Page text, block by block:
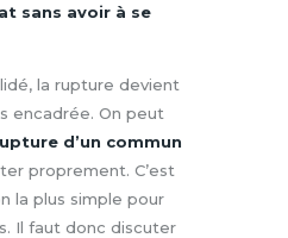
sans avoir à se
la rupture devient
encadrée. On peut
d’un commun
proprement. C’est
la plus simple pour
Il faut donc discuter